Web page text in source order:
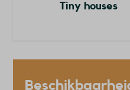
Tiny houses